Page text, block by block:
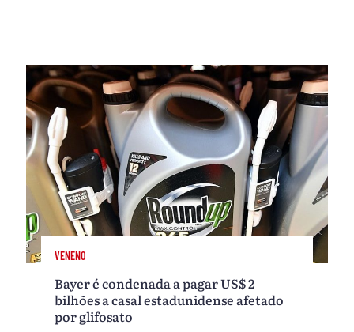
VENENO
Bayer é condenada a pagar US$ 2
bilhões a casal estadunidense afetado
por glifosato